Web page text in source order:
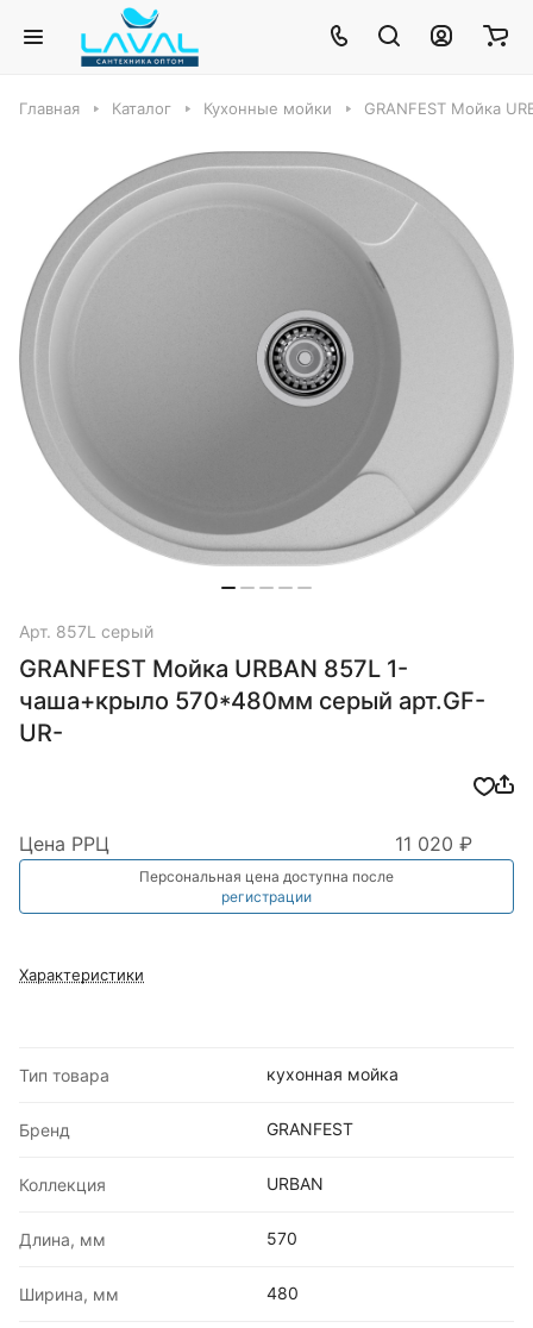
Главная Каталог Кухонные мойки GRANFEST Мойка
Арт. 857L серый
GRANFEST Мойка URBAN 857L 1-
чаша+крыло 570*480мм серый арт.GF-
UR-
Цена РРЦ 11 020 ₽
Персональная цена доступна после
регистрации
Характеристики
Тип товара кухонная мойка
Бренд GRANFEST
Коллекция URBAN
Длина, мм 570
Ширина, мм 480